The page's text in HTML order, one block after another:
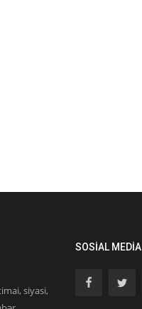
siyasi,
SOSIAL MEDIA